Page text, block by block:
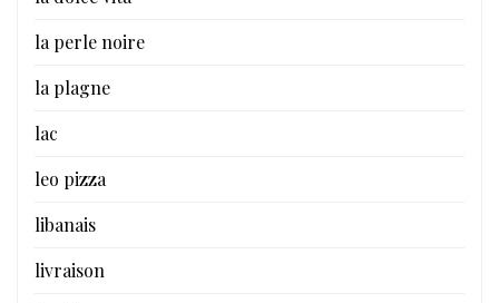
la perle noire
la plagne
lac
leo pizza
libanais
livraison